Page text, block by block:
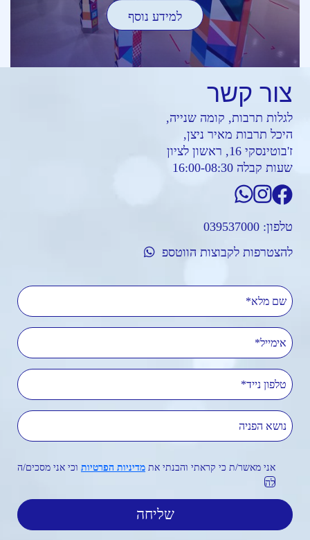
למידע נוסף
צור קשר
לגלות תרבות, קומה שנייה,
היכל תרבות מאיר ניצן,
ז'בוטינסקי 16, ראשון לציון
שעות קבלה 16:00-08:30
טלפון: 039537000
להצטרפות לקבוצות הווטספ
שם מלא
אימייל
טלפון נייד
נושא הפניה
אני מאשר/ת כי קראתי והבנתי את מדיניות הפרטיות וכי אני מסכים/ה
לה